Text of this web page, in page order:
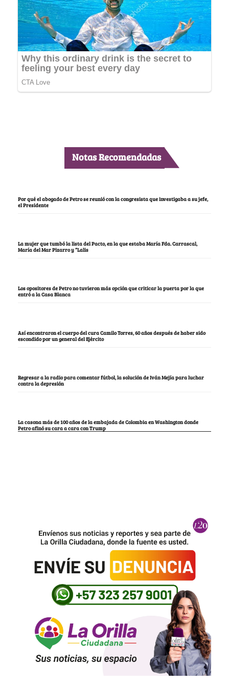
Notas Recomendadas
Por qué el abogado de Petro se reunió con la congresista que investigaba a su jefe,
el Presidente
La mujer que tumbó la lista del Pacto, en la que estaba María Fda. Carrascal,
María del Mar Pizarro y “Lalis
Los opositores de Petro no tuvieron más opción que criticar la puerta por la que
entró a la Casa Blanca
Así encontraron el cuerpo del cura Camilo Torres, 60 años después de haber sido
escondido por un general del Ejército
Regresar a la radio para comentar fútbol, la solución de Iván Mejía para luchar
contra la depresión
La casona más de 100 años de la embajada de Colombia en Washington donde
Petro afinó su cara a cara con Trump